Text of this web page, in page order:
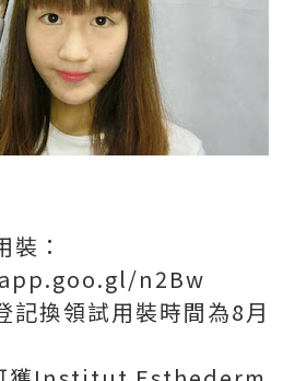
：
n2Bw
記換領試用裝時間為8月